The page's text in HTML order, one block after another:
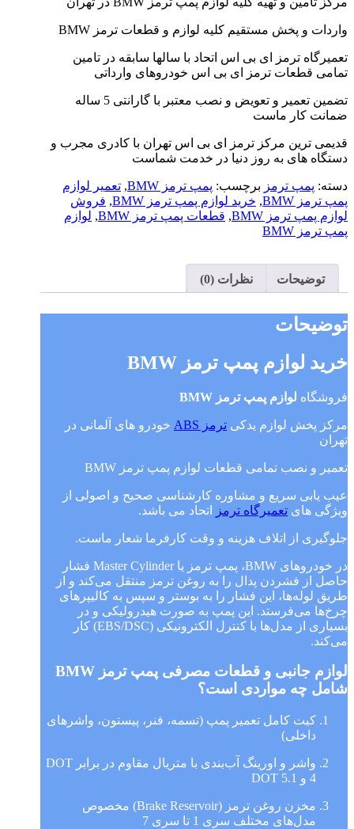
واردات و پخش مستقیم کلیه لوازم و قطعات ترمز BMW
تعمیرگاه ترمز ای بی اس اتحاد با سالها سابقه در تامین
تمامی قطعات ترمز ای بی اس خودروهای وارداتی
تضمین تعمیر و تعویض و نصب معتبر با گارانتی 5 ساله
ضمانت کار ماست
قدیمی ترین مرکز ترمز ای بی اس تهران با کادری مجرب و
دستگاه های به روز دنیا در خدمت شماست
دسته: پمپ ترمز برچسب: پمپ ترمز BMW , تعمیر لوازم
پمپ ترمز BMW
, خرید لوازم پمپ ترمز BMW , فروش
لوازم پمپ ترمز BMW
, قطعات پمپ ترمز BMW , لوازم
پمپ ترمز BMW
توضیحات نظرات (0)
توضیحات
خرید لوازم پمپ ترمز BMW
فروشگاه لوازم پمپ ترمز BMW
مرکز پخش لوازم یدکی ترمز ABS
خودرو های آلمانی در
تهران
تعمیر و نصب تمامی قطعات لوازم پمپ ترمز BMW
عیب یابی سریع و مشاوره کارشناسی صحیح و اصولی از
ویژگی های تعمیرگاه ترمز اتحاد می باشد.
جلوگیری از اتلاف هزینه و وقت کارفرما شعار ماست.
در خودروهای BMW، پمپ ترمز یا Master Cylinder فشار
حاصل از فشردن پدال را به روغن ترمز منتقل می‌کند و از
طریق لوله‌ها، این فشار را به بوستر و سپس به کالیپرهای
چرخ‌ها می‌فرستد. این پمپ به صورت هیدرولیکی و در
بسیاری از مدل‌ها با کنترل الکترونیکی (EBS/DSC) کار
می‌کند.
لوازم جانبی و قطعات مصرفی پمپ ترمز BMW
شامل چه مواردی است؟
کیت کامل تعمیر پمپ (تسمه، فنر، پیستون، واشرهای
داخلی)
واشر و اورینگ آب‌بندی با متریال مقاوم در برابر DOT
4 و DOT 5.1
مخزن روغن ترمز (Brake Reservoir) مخصوص
مدل‌های مختلف سری 1 تا سری 7